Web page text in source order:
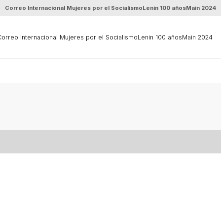
Correo Internacional Mujeres por el SocialismoLenin 100 añosMain 2024
Internacional Mujeres por el SocialismoLenin 100 añosMain 2024